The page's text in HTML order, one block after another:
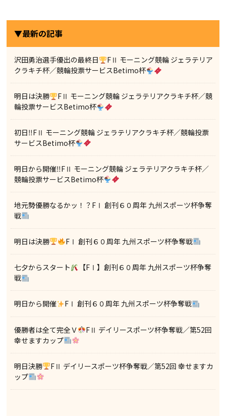
▼最新の記事
沢田勇治選手優出の最終日
FⅡ モーニング競輪 ジェラテリア
クラキチ杯／競輪投票サービスBetimo杯
明日は決勝
FⅡ モーニング競輪 ジェラテリアクラキチ杯／競
輪投票サービスBetimo杯
初日‼FⅡ モーニング競輪 ジェラテリアクラキチ杯／競輪投票
サービスBetimo杯
明日から開催‼FⅡ モーニング競輪 ジェラテリアクラキチ杯／
競輪投票サービスBetimo杯
地元勢優勝なるかッ！？FⅠ 創刊６０周年 九州スポーツ杯争奪
戦
明日は決勝 FⅠ 創刊６０周年 九州スポーツ杯争奪戦
七夕からスタート
【FⅠ】創刊６０周年 九州スポーツ杯争奪
戦
明日から開催 FⅠ 創刊６０周年 九州スポーツ杯争奪戦
優勝者は全て完全Ｖ
FⅡ デイリースポーツ杯争奪戦／第52回
幸せますカップ
明日決勝
FⅡ デイリースポーツ杯争奪戦／第52回 幸せますカ
ップ